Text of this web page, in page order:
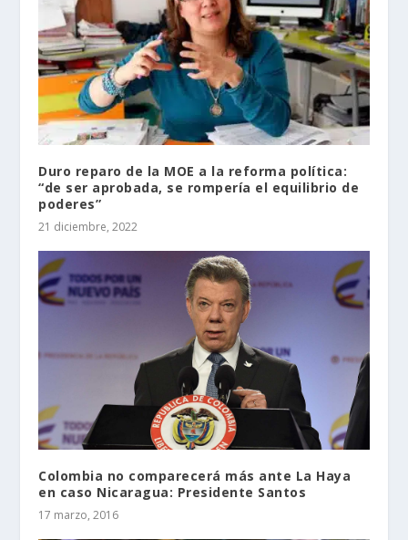
Duro reparo de la MOE a la reforma política:
“de ser aprobada, se rompería el equilibrio de
poderes”
21 diciembre, 2022
Colombia no comparecerá más ante La Haya
en caso Nicaragua: Presidente Santos
17 marzo, 2016